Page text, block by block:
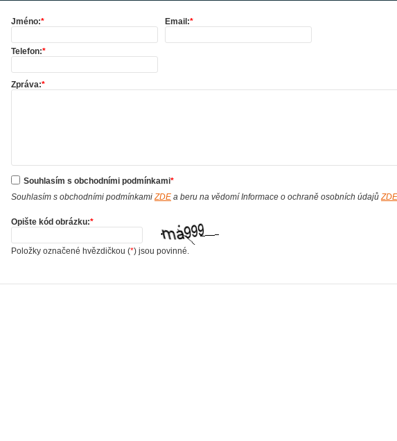
Jméno:* Email:*
Telefon:*
Zpráva:*
Souhlasím s obchodními podmínkami*
Souhlasím s obchodními podmínkami ZDE a beru na vědomí Informace o ochraně osobních údajů ZDE
Opište kód obrázku:*
Položky označené hvězdičkou (*) jsou povinné.